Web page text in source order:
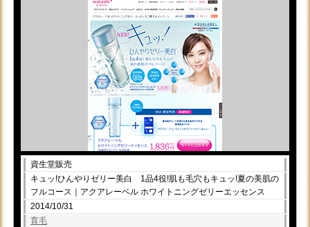
資生堂販売
キュッ!ひんやりゼリー美白 1品4役!肌も毛穴もキュッ!夏の美肌の
フルコース｜アクアレーベル ホワイトニングゼリーエッセンス
2014/10/31
育毛